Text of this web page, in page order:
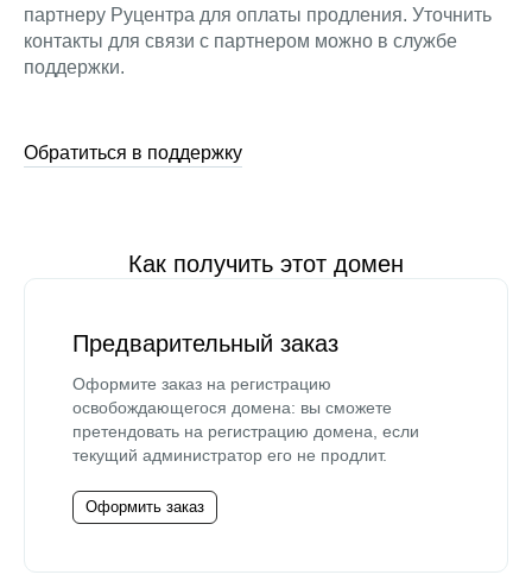
партнеру Руцентра для оплаты продления. Уточнить
контакты для связи с партнером можно в службе
поддержки.
Обратиться в поддержку
Как получить этот домен
Предварительный заказ
Оформите заказ на регистрацию
освобождающегося домена: вы сможете
претендовать на регистрацию домена, если
текущий администратор его не продлит.
Оформить заказ